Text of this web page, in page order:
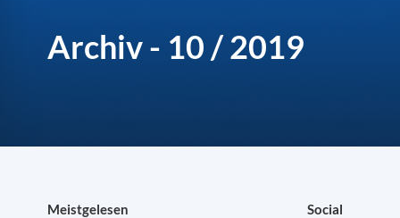
Archiv - 10 / 2019
Meistgelesen
Social